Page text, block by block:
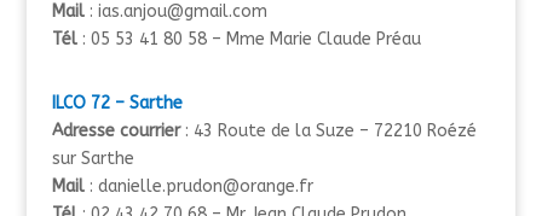
Mail: ias.anjou@gmail.com
Tél: 05 53 41 80 58 – Mme Marie Claude Préau
ILCO 72 – Sarthe
Adresse courrier: 43 Route de la Suze – 72210 Roézé
sur Sarthe
Mail: danielle.prudon@orange.fr